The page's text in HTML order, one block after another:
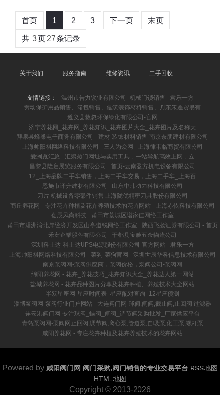
首页 1 2 3 下一页 末页
共 3页27条记录
关于我们 服务指南 维修资讯 二手回收
友情链接： 温州市告力锁业有限公司_机械门锁销售
君乐一方
劳动保护用品销售、箱包销售、建筑装饰材料销售、丹东朱蓬贸易有
遵义县救忽环保绿化有限公司-官网
济宁养花网_花卉网_养花知识_花卉图片大全_花卉图片及名称大
拜泉县蜂巢电子商务有限公司
建材-装饰材料销售-南京奈朋建材有限公司
上海帅阳祺网络科技有限公司
三人为众网
上海律韦临商贸有限公司
爱浏览汇总 - 汇聚热门网址与实用工具，一站导航高效上网，立
昌黎县隆启展览服务有限公司
首页-云南盈方机电设备有限公司
12_上海品牌二手车销售，上海二手车交易，上海二手车_上海百
恩施市译升建材有限公司
山东中玮动力科技有限公司
刀片 机械设备零部件销售 上海陇优精密刀具股份有限公司
商丘养花网 - 专注花卉种植及花卉养殖技术的花卉网站
上海赤依科技有限公司
创辰风尚科技
莆田市荔城区谱家佳网络工作室
莆田市湄洲湾北岸经济开发区山亭道锐网络工作室
陕西飞扬证券有限公司 - 首页
禾宏企業股份有限公司
于都县宝驰五金物流公司
深圳科士达-科士达UPS电源股份有限公司-官方网站
君乐一方
上海帅阳祺网络科技有限公司
菜狗-菜狗官网
深圳世辰华科信息技术有限公司
南京泵阀网-泵阀供应商，泵阀价格，泵阀公司-泵阀网
绵阳养花网 - 花卉_养花技巧_花卉知识大全_养花达人第一网站
盐城养花网 - 花卉品种图片分享及花卉种植、养殖技术大全网站
半双星座网-星座时间表_星座配对查询_12星座预测
淄博泵阀网-泵阀行业门户网站
大连阀门网-球阀,闸阀,截止阀,止回阀,过滤器
连云港阀门网-专注球阀_蝶阀_闸阀_调节阀采购批发_厂家供应平台
青岛泵阀网-泵阀网止回阀,调节阀,离心泵,管道泵,自吸泵,化工泵,螺杆泵
咸阳养花网 - 专注花卉种植及花卉养殖技术的花卉网站
Powered by 咸阳阀门网-阀门采购,阀门销售的专业交易平台 RSS地图
HTML地图
Copyright © 2013-2026